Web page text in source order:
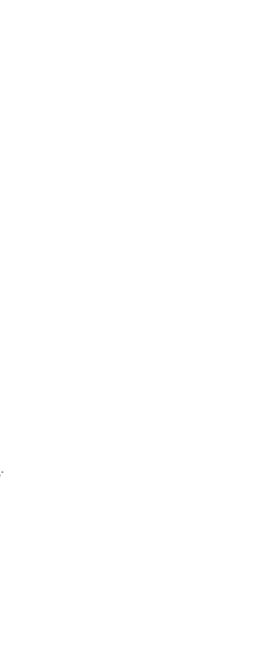
.